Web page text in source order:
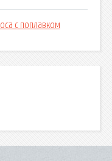
с поплавком